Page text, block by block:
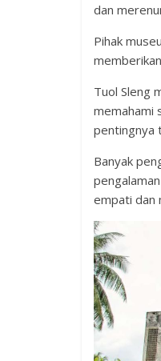
dan
Pihak
Tuol Sleng
memahami
pentingnya
Banyak
empati dan